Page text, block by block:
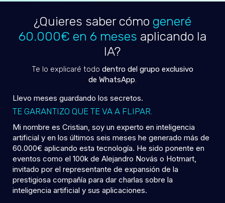
¿Quieres saber cómo generé
60.000€ en 6 meses aplicando la
IA?
Te lo explicaré todo dentro del grupo exclusivo
de WhatsApp.
Llevo meses guardando los secretos.
TE GARANTIZO QUE TE VA A FLIPAR.
Mi nombre es Cristian, soy un experto en inteligencia
artificial y en los últimos seis meses he generado más de
60.000€ aplicando esta tecnología. He sido ponente en
eventos como el 100k de Alejandro Novás o Hotmart,
invitado por el representante de expansión de la
prestigiosa compañía para dar charlas sobre la
inteligencia artificial y sus aplicaciones.